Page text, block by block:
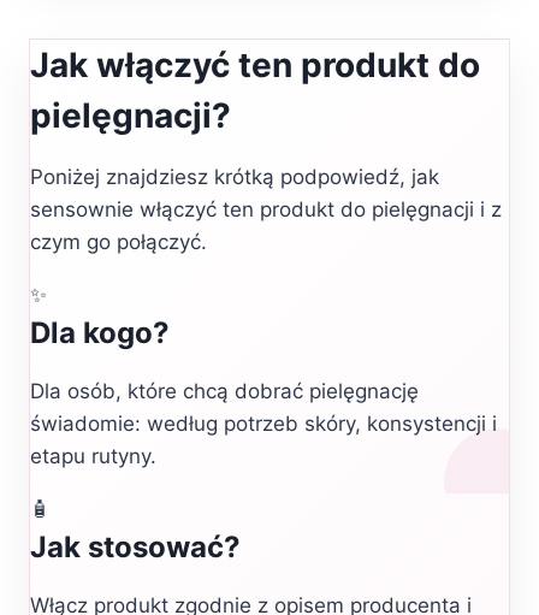
Jak włączyć ten produkt do
pielęgnacji?
Poniżej znajdziesz krótką podpowiedź, jak
sensownie włączyć ten produkt do pielęgnacji i z
czym go połączyć.
✨
Dla kogo?
Dla osób, które chcą dobrać pielęgnację
świadomie: według potrzeb skóry, konsystencji i
etapu rutyny.
🧴
Jak stosować?
Włącz produkt zgodnie z opisem producenta i